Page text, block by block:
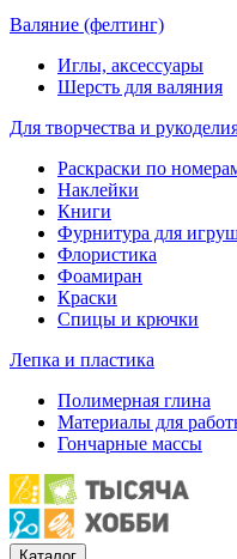
Валяние (фелтинг)
Иглы, аксессуары
Шерсть для валяния
Для творчества и
Раскраски по
Наклейки
Книги
Фурнитура для
Флористика
Фоамиран
Краски
Спицы и крючки
Лепка и пластика
Полимерная глина
Материалы для
Гончарные массы